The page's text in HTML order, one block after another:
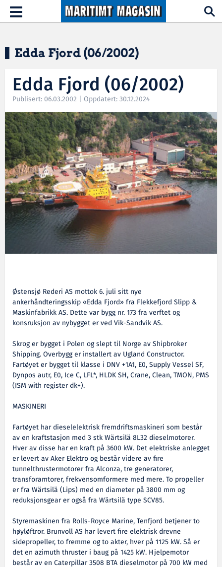
Hopp til hovedinnhold
Toggle
navigation
Edda Fjord (06/2002)
Edda Fjord (06/2002)
Publisert: 06.03.2002 | Oppdatert: 30.12.2024
Østensjø Rederi AS mottok 6. juli sitt nye
ankerhåndteringsskip «Edda Fjord» fra Flekkefjord Slipp &
Maskinfabrikk AS. Dette var bygg nr. 173 fra verftet og
konsruksjon av nybygget er ved Vik-Sandvik AS.
Skrog er bygget i Polen og slept til Norge av Shipbroker
Shipping. Overbygg er installert av Ugland Constructor.
Fartøyet er bygget til klasse i DNV +1A1, E0, Supply Vessel SF,
Dynpos autr, E0, Ice C, LFL*, HLDK SH, Crane, Clean, TMON, PMS
(ISM with register dk+).
MASKINERI
Fartøyet har dieselelektrisk fremdriftsmaskineri som består
av en kraftstasjon med 3 stk Wärtsilä 8L32 dieselmotorer.
Hver av disse har en kraft på 3600 kW. Det elektriske anlegget
er levert av Aker Elektro og består videre av fire
tunnelthrustermotorer fra Alconza, tre generatorer,
transforamtorer, frekvensomformere med mere. To propeller
er fra Wärtsilä (Lips) med en diameter på 3800 mm og
reduksjonsgear er også fra Wärtsilä type SCV85.
Styremaskinen fra Rolls-Royce Marine, Tenfjord betjener to
høyløftror. Brunvoll AS har levert fire elektrisk drevne
sidepropeller, to fremme og to akter, hver på 1125 kW. Så er
det en azimuth thruster i baug på 1425 kW. Hjelpemotor
består av en Caterpillar 3508 BTA dieselmotor på 700 kW med